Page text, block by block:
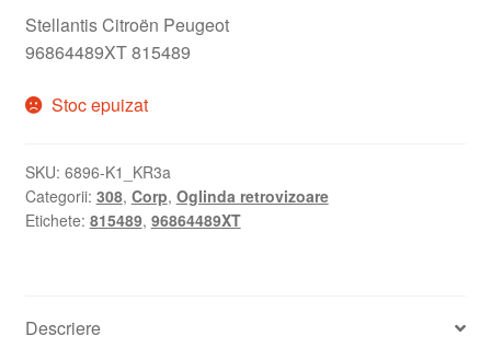
Stellantis Citroën Peugeot
96864489XT 815489
Stoc epuizat
SKU: 6896-K1_KR3a
Categorii: 308, Corp, Oglinda retrovizoare
Etichete: 815489, 96864489XT
Descriere